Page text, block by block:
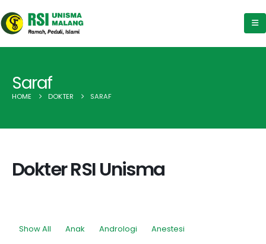
Saraf
HOME DOKTER SARAF
Dokter RSI Unisma
Show All Anak Andrologi
Anestesi